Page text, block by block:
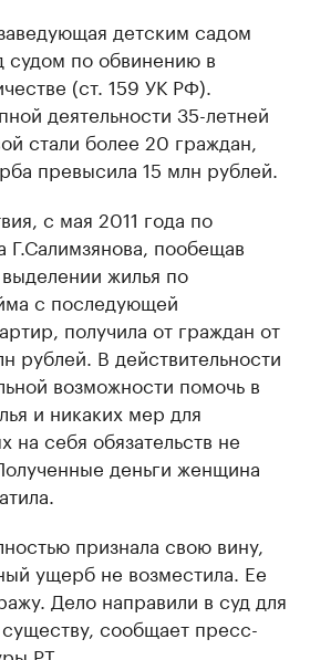
детским садом
судом по обвинению в
(ст. 159 УК РФ).
деятельности 35-летней
стали более 20 граждан,
превысила 15 млн рублей.
с мая 2011 года по
Г.Салимзянова, пообещав
жилья по
с последующей
получила от граждан от
рублей. В действительности
возможности помочь в
и никаких мер для
на себя обязательств не
деньги женщина
признала свою вину,
ущерб не возместила. Ее
Дело направили в суд для
сообщает пресс-